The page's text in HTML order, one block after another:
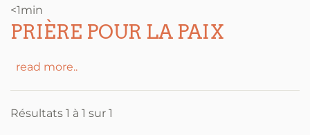
<1min
PRIÈRE POUR LA PAIX
read more..
Résultats 1 à 1 sur 1